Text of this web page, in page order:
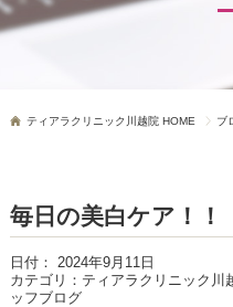
ティアラクリニック川越院 HOME ブ
毎日の美白ケア！！
日付： 2024年9月11日
カテゴリ： ティアラクリニック川
ッフブログ